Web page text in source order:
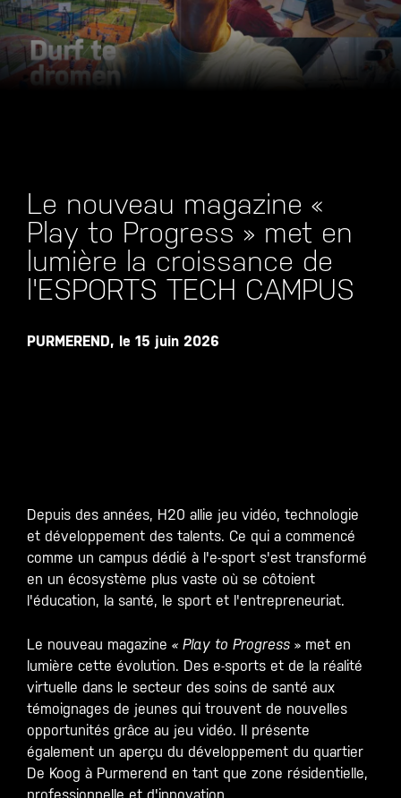
Le nouveau magazine «
Play to Progress » met en
lumière la croissance de
l'ESPORTS TECH CAMPUS
PURMEREND, le 15 juin 2026
Depuis des années, H20 allie jeu vidéo, technologie
et développement des talents. Ce qui a commencé
comme un campus dédié à l'e-sport s'est transformé
en un écosystème plus vaste où se côtoient
l'éducation, la santé, le sport et l'entrepreneuriat.
Le nouveau magazine « Play to Progress » met en
lumière cette évolution. Des e-sports et de la réalité
virtuelle dans le secteur des soins de santé aux
témoignages de jeunes qui trouvent de nouvelles
opportunités grâce au jeu vidéo. Il présente
également un aperçu du développement du quartier
De Koog à Purmerend en tant que zone résidentielle,